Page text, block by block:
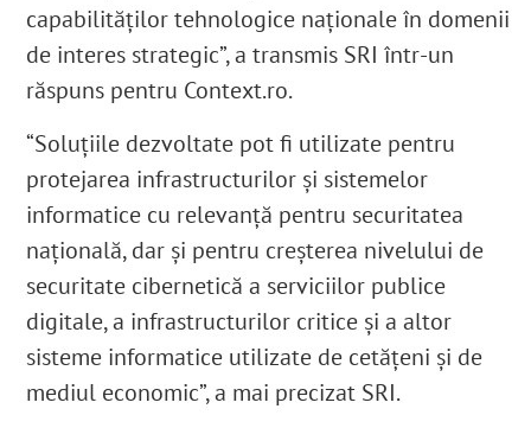
capabilităților tehnologice naționale în domenii
de interes strategic”, a transmis SRI într-un
răspuns pentru Context.ro.
“Soluțiile dezvoltate pot fi utilizate pentru
protejarea infrastructurilor și sistemelor
informatice cu relevanță pentru securitatea
națională, dar și pentru creșterea nivelului de
securitate cibernetică a serviciilor publice
digitale, a infrastructurilor critice și a altor
sisteme informatice utilizate de cetățeni și de
mediul economic”, a mai precizat SRI.